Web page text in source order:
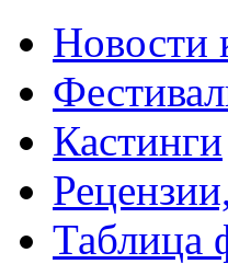
Новости
Кастинги
Таблица